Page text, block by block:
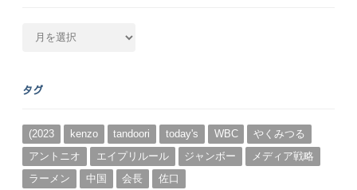
カ
ブ
タグ
(2023 kenzo tandoori today's WBC
やくみつる
アントニオ
エイプリルール ジャンボー
メディア戦略
ラーメン
中国 会長
佐口